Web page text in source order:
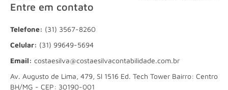
Entre em contato
Telefone: (31) 3567-8260
Celular: (31) 99649-5694
Email: costaesilva@costaesilvacontabilidade.com.br
Av. Augusto de Lima, 479, Sl 1516 Ed. Tech Tower Bairro: Centro
BH/MG - CEP: 30190-001